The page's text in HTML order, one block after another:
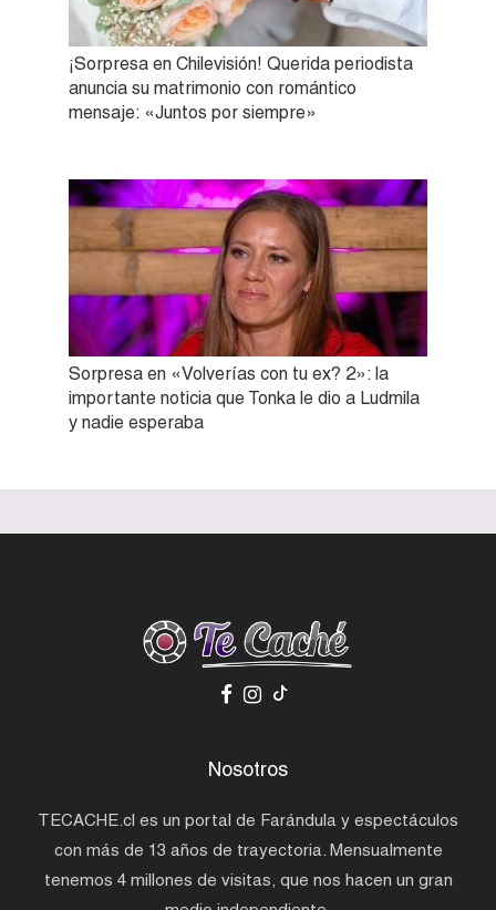
¡Sorpresa en Chilevisión! Querida periodista
anuncia su matrimonio con romántico
mensaje: «Juntos por siempre»
Sorpresa en «Volverías con tu ex? 2»: la
importante noticia que Tonka le dio a Ludmila
y nadie esperaba
Nosotros
TECACHE.cl es un portal de Farándula y espectáculos
con más de 13 años de trayectoria. Mensualmente
tenemos 4 millones de visitas, que nos hacen un gran